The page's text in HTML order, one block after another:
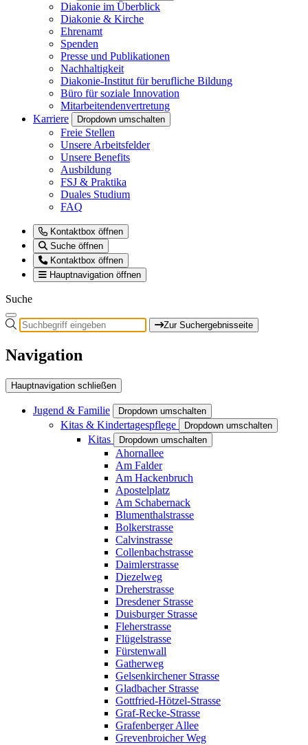
Diakonie im Überblick
Diakonie & Kirche
Ehrenamt
Spenden
Presse und Publikationen
Nachhaltigkeit
Diakonie-Institut für berufliche Bildung
Büro für soziale Innovation
Mitarbeitendenvertretung
Karriere
Dropdown umschalten
Freie Stellen
Unsere Arbeitsfelder
Unsere Benefits
Ausbildung
FSJ & Praktika
Duales Studium
FAQ
Kontaktbox öffnen
Suche öffnen
Kontaktbox öffnen
Hauptnavigation öffnen
Suche
Zur Suchergebnisseite
Navigation
Hauptnavigation schließen
Jugend & Familie Dropdown umschalten
Kitas & Kindertagespflege Dropdown umschalten
Kitas Dropdown umschalten
Ahornallee
Am Falder
Am Hackenbruch
Apostelplatz
Am Schabernack
Blumenthalstrasse
Bolkerstrasse
Calvinstrasse
Collenbachstrasse
Daimlerstrasse
Diezelweg
Dreherstrasse
Dresdener Strasse
Duisburger Strasse
Fleherstrasse
Flügelstrasse
Fürstenwall
Gatherweg
Gelsenkirchener Strasse
Gladbacher Strasse
Gottfried-Hötzel-Strasse
Graf-Recke-Strasse
Grafenberger Allee
Grevenbroicher Weg